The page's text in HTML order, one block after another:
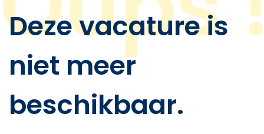
Deze vacature is
niet meer
beschikbaar.